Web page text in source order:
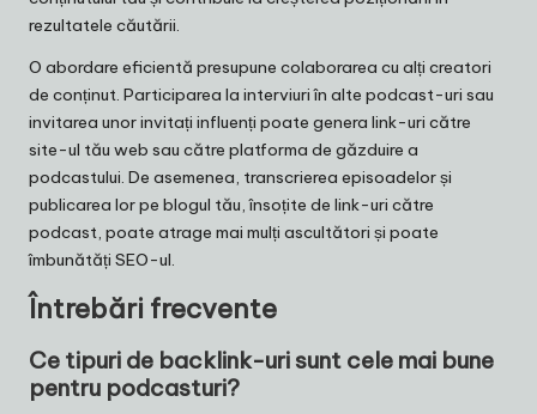
rezultatele căutării.
O abordare eficientă presupune colaborarea cu alți creatori
de conținut. Participarea la interviuri în alte podcast-uri sau
invitarea unor invitați influenți poate genera link-uri către
site-ul tău web sau către platforma de găzduire a
podcastului. De asemenea, transcrierea episoadelor și
publicarea lor pe blogul tău, însoțite de link-uri către
podcast, poate atrage mai mulți ascultători și poate
îmbunătăți SEO-ul.
Întrebări frecvente
Ce tipuri de backlink-uri sunt cele mai bune
pentru podcasturi?